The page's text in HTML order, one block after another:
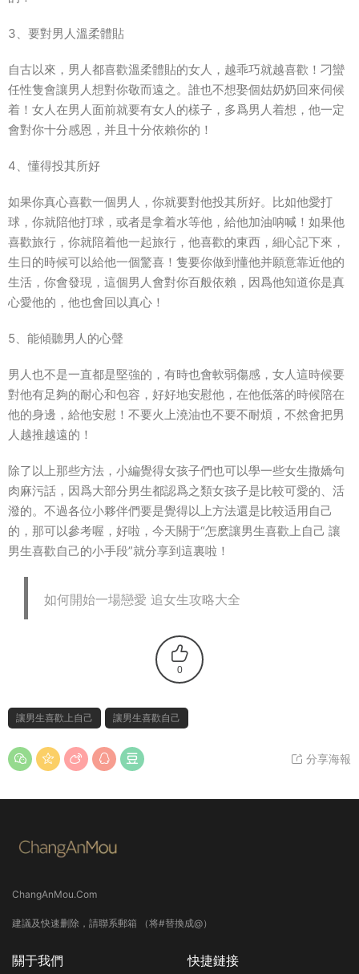
3、要對男人溫柔體貼
自古以來，男人都喜歡溫柔體貼的女人，越乖巧就越喜歡！刁蠻
任性隻會讓男人想對你敬而遠之。誰也不想娶個姑奶奶回來伺候
着！女人在男人面前就要有女人的樣子，多爲男人着想，他一定
會對你十分感恩，并且十分依賴你的！
4、懂得投其所好
如果你真心喜歡一個男人，你就要對他投其所好。比如他愛打
球，你就陪他打球，或者是拿着水等他，給他加油呐喊！如果他
喜歡旅行，你就陪着他一起旅行，他喜歡的東西，細心記下來，
生日的時候可以給他一個驚喜！隻要你做到懂他并願意靠近他的
生活，你會發現，這個男人會對你百般依賴，因爲他知道你是真
心愛他的，他也會回以真心！
5、能傾聽男人的心聲
男人也不是一直都是堅強的，有時也會軟弱傷感，女人這時候要
對他有足夠的耐心和包容，好好地安慰他，在他低落的時候陪在
他的身邊，給他安慰！不要火上澆油也不要不耐煩，不然會把男
人越推越遠的！
除了以上那些方法，小編覺得女孩子們也可以學一些女生撒嬌句
肉麻污話，因爲大部分男生都認爲之類女孩子是比較可愛的、活
潑的。不過各位小夥伴們要是覺得以上方法還是比較适用自己
的，那可以參考喔，好啦，今天關于“怎麽讓男生喜歡上自己 讓
男生喜歡自己的小手段”就分享到這裏啦！
如何開始一場戀愛 追女生攻略大全
0
讓男生喜歡上自己 讓男生喜歡自己
分享海報
ChangAnMou.Com
建議及快速删除，請聯系郵箱 （将#替換成@）
關于我們 快捷鏈接